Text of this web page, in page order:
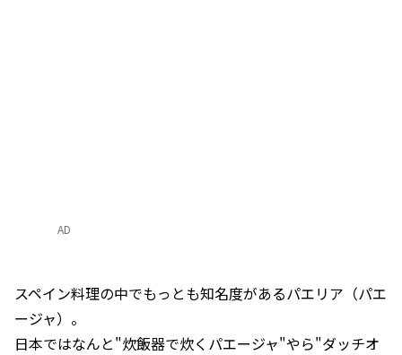
AD
スペイン料理の中でもっとも知名度があるパエリア（パエ
ージャ）。
日本ではなんと"炊飯器で炊くパエージャ"やら"ダッチオ